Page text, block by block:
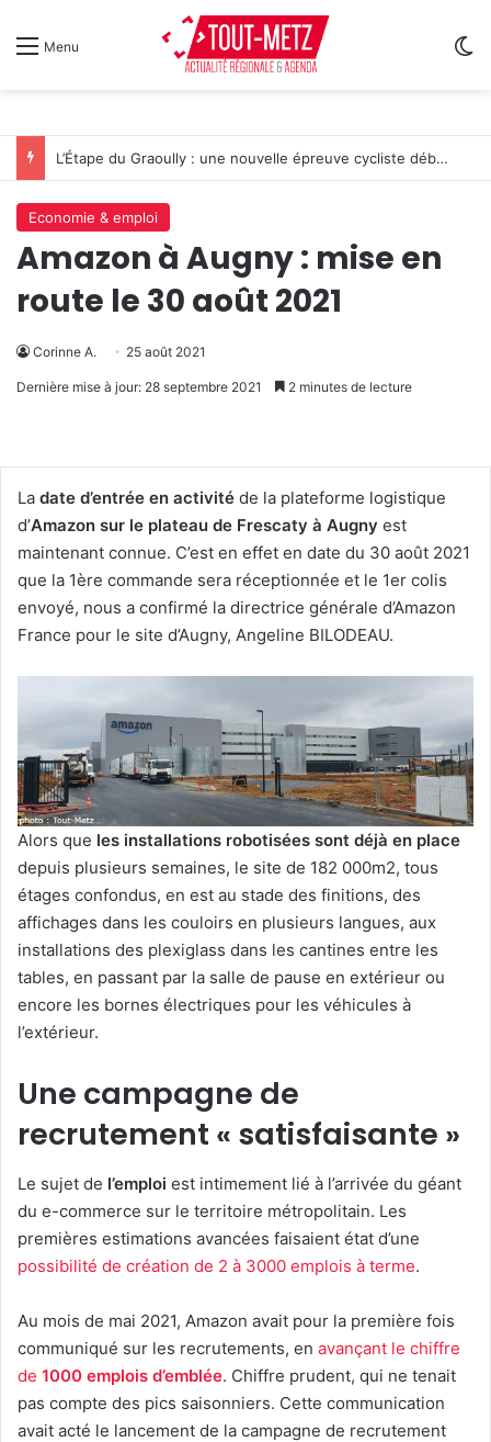
Menu
L’Étape du Graoully : une nouvelle épreuve cycliste débarque à Metz
Economie & emploi
Amazon à Augny : mise en
route le 30 août 2021
Corinne A. 25 août 2021
Dernière mise à jour: 28 septembre 2021 2 minutes de lecture
La date d’entrée en activité de la plateforme logistique
d’Amazon sur le plateau de Frescaty à Augny est
maintenant connue. C’est en effet en date du 30 août 2021
que la 1ère commande sera réceptionnée et le 1er colis
envoyé, nous a confirmé la directrice générale d’Amazon
France pour le site d’Augny, Angeline BILODEAU.
Alors que les installations robotisées sont déjà en place
depuis plusieurs semaines, le site de 182 000m2, tous
étages confondus, en est au stade des finitions, des
affichages dans les couloirs en plusieurs langues, aux
installations des plexiglass dans les cantines entre les
tables, en passant par la salle de pause en extérieur ou
encore les bornes électriques pour les véhicules à
l’extérieur.
Une campagne de
recrutement « satisfaisante »
Le sujet de l’emploi est intimement lié à l’arrivée du géant
du e-commerce sur le territoire métropolitain. Les
premières estimations avancées faisaient état d’une
possibilité de création de 2 à 3000 emplois à terme.
Au mois de mai 2021, Amazon avait pour la première fois
communiqué sur les recrutements, en avançant le chiffre
de 1000 emplois d’emblée. Chiffre prudent, qui ne tenait
pas compte des pics saisonniers. Cette communication
avait acté le lancement de la campagne de recrutement